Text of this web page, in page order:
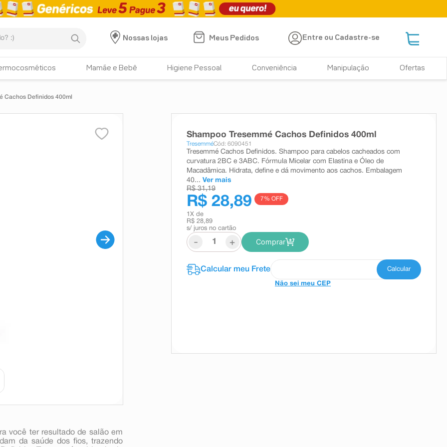
Nossas lojas
Meus Pedidos Entre ou Cadastre-se
Mamãe e Bebê Higiene Pessoal Conveniência Manipulação Ofertas
Cachos Definidos 400ml
você ter resultado de salão em
da saúde dos fios, trazendo
Shampoo Tresemmé Cachos Definidos 400ml
TresemméCód: 6090451
Tresemmé Cachos Definidos. Shampoo para cabelos cacheados com
curvatura 2BC e 3ABC. Fórmula Micelar com Elastina e Óleo de
Macadâmica. Hidrata, define e dá movimento aos cachos. Embalagem
40... Ver mais
R$ 31,19
R$ 28,89 7% OFF
1 X de
R$ 28,89
s/ juros no cartão
- + Comprar
Não sei meu CEP